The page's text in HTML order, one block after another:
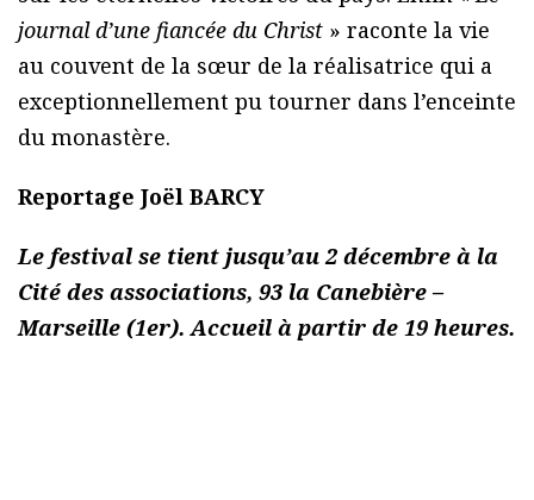
journal d’une fiancée du Christ » raconte la vie
au couvent de la sœur de la réalisatrice qui a
exceptionnellement pu tourner dans l’enceinte
du monastère.
Reportage Joël BARCY
Le festival se tient jusqu’au 2 décembre à la
Cité des associations, 93 la Canebière –
Marseille (1er). Accueil à partir de 19 heures.